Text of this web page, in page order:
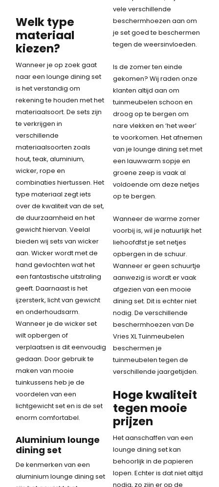
Welk type
materiaal
kiezen?
Wanneer je op zoek gaat
naar een lounge dining set
is het verstandig om
rekening te houden met het
materiaalsoort. De sets zijn
te verkrijgen in
verschillende
materiaalsoorten zoals
hout, teak, aluminium,
wicker, rope en
combinaties hiertussen. Het
type materiaal zegt iets
over de kwaliteit van de set,
de duurzaamheid en het
gewicht hiervan. Veelal
bieden wij sets van wicker
aan. Wicker wordt met de
hand gevlochten wat het
een fantastische uitstraling
geeft. Daarnaast is het
ijzersterk, licht van gewicht
en onderhoudsarm.
Wanneer je de wicker set
wilt opbergen of
verplaatsen is dit eenvoudig
gedaan. Door gebruik te
maken van mooie
tuinkussens heb je de
voordelen van een
lichtgewicht set en is de set
enorm comfortabel.
Aluminium lounge
dining set
De kenmerken van een
aluminium lounge dining set
vele verschillende
beschermhoezen aan om
je set goed te beschermen
tegen de weersinvloeden.
Is de zomer ten einde
gekomen? Wij raden onze
klanten altijd aan om
tuinmeubelen schoon en
droog op te bergen om
nare vlekken en ‘het weer’
te voorkomen. Het afnemen
van je lounge dining set met
een lauwwarm sopje en
groene zeep is vaak al
voldoende om deze netjes
op te bergen.
Wanneer de warme zomer
voorbij is, wil je natuurlijk het
liehoofdfst je set netjes
opbergen in de schuur.
Wanneer er geen schuurtje
aanwezig is wordt er vaak
afgezien van een mooie
dining set. Dit is echter niet
nodig. De verschillende
beschermhoezen van De
Vries XL Tuinmeubelen
beschermen je
tuinmeubelen tegen de
verschillende jaargetijden.
Hoge kwaliteit
tegen mooie
prijzen
Het aanschaffen van een
lounge dining set kan
behoorlijk in de papieren
lopen. Echter is dat niet altijd
nodig, zo zijn er op de